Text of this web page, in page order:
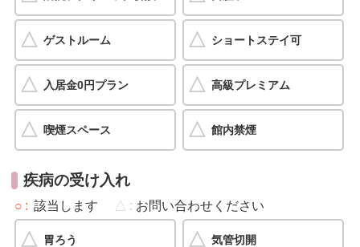
ゲストルーム ショートステイ可
入居金0円プラン 高級プレミアム
喫煙スペース 館内禁煙
疾病の受け入れ
○ 該当します △ お問い合わせください
胃ろう 気管切開